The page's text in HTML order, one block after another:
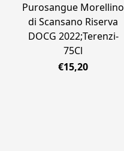
Purosangue Morellino
di Scansano Riserva
DOCG 2022;Terenzi-
75Cl
€15,20